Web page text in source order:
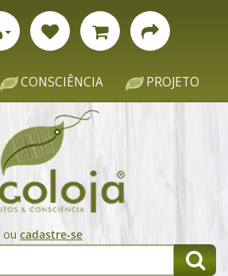
CONSCIÊNCIA PROJETO
ou cadastre-se